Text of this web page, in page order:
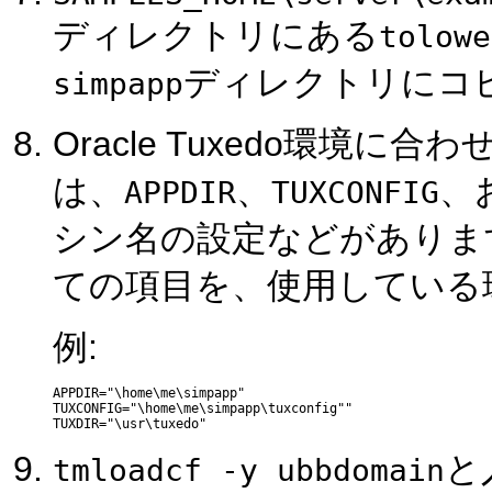
ディレクトリにある
simpappディレクトリにコ
Oracle Tuxedo環境に合わ
は、 APPDIR、 TUXCONFIG、
シン名の設定などがあり
ての項目を、使用してい
例:
APPDIR="\home\me\simpapp"
TUXCONFIG="\home\me\simpapp\tuxconfig""
tmloadcf -y ubbdomain